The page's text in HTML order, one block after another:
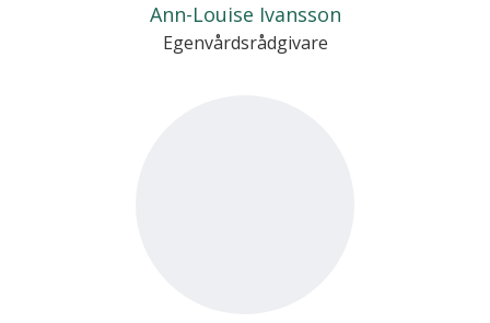
Ann-Louise Ivansson
Egenvårdsrådgivare